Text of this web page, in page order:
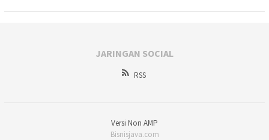
JARINGAN SOCIAL
RSS
Versi Non AMP
Bisnisjava.com